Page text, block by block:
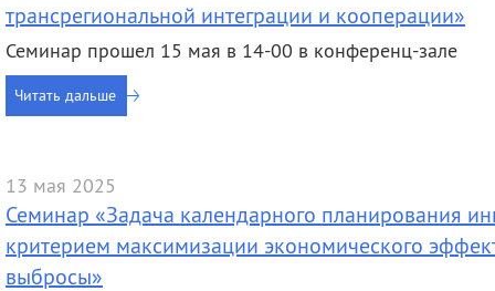
трансрегиональной интеграции и кооперации»
Семинар прошел 15 мая в 14-00 в конференц-зале
Читать дальше
13 мая 2025
Семинар «Задача календарного планирования
критерием максимизации экономического
выбросы»